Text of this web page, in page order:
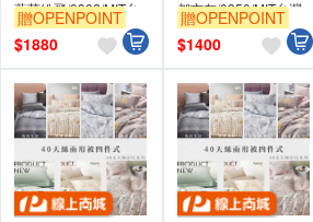
藍英紛飛/0802/MIT台
灣製
贈OPENPOINT
$1880
都市灰/0850/MIT台灣
製
贈OPENPOINT
$1400